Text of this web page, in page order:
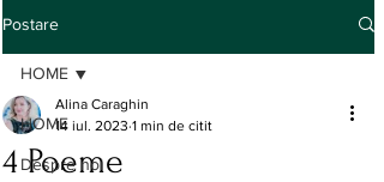
Postare
HOME
Despre noi
HOME
4 Poeme
Alina Caraghin
14 iul. 2023 1 min de citit